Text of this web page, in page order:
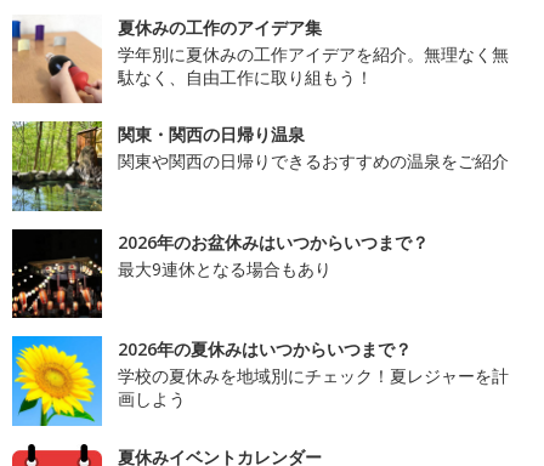
夏休みの工作のアイデア集
学年別に夏休みの工作アイデアを紹介。無理なく無
駄なく、自由工作に取り組もう！
関東・関西の日帰り温泉
関東や関西の日帰りできるおすすめの温泉をご紹介
2026年のお盆休みはいつからいつまで？
最大9連休となる場合もあり
2026年の夏休みはいつからいつまで？
学校の夏休みを地域別にチェック！夏レジャーを計
画しよう
夏休みイベントカレンダー